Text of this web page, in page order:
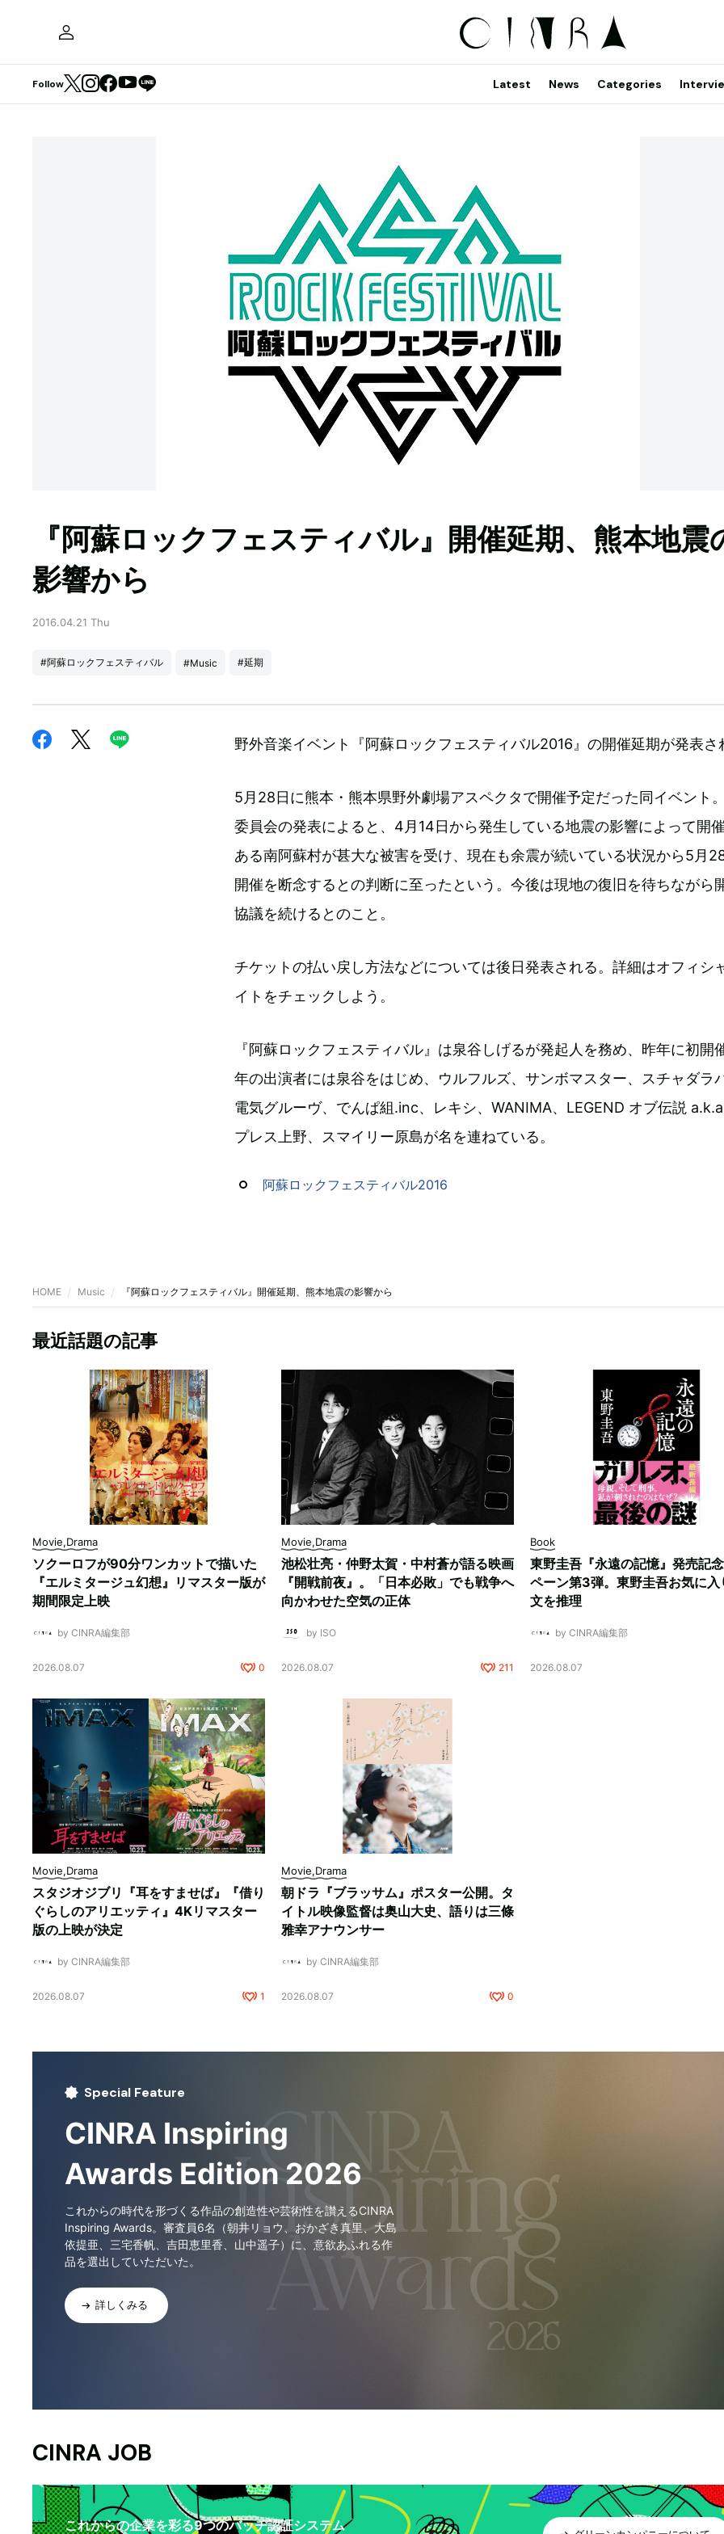
Follow Latest News Categories
『阿蘇ロックフェスティバル』開催延期、熊本地震
影響から
2016.04.21 Thu
#阿蘇ロックフェスティバル #Music #延期
野外音楽イベント『阿蘇ロックフェスティバル2016』の開催延期が発表さ
5月28日に熊本・熊本県野外劇場アスペクタで開催予定だった同イベント
委員会の発表によると、4月14日から発生している地震の影響によって開
ある南阿蘇村が甚大な被害を受け、現在も余震が続いている状況から5月
開催を断念するとの判断に至ったという。今後は現地の復旧を待ちながら
協議を続けるとのこと。
チケットの払い戻し方法などについては後日発表される。詳細はオフィシ
イトをチェックしよう。
『阿蘇ロックフェスティバル』は泉谷しげるが発起人を務め、昨年に初開
年の出演者には泉谷をはじめ、ウルフルズ、サンボマスター、スチャダラ
電気グルーヴ、でんぱ組.inc、レキシ、WANIMA、LEGEND オブ伝説
プレス上野、スマイリー原島が名を連ねている。
阿蘇ロックフェスティバル2016
HOME Music 『阿蘇ロックフェスティバル』開催延期、熊本地震の影響から
最近話題の記事
Movie,Drama
ソクーロフが90分ワンカットで描いた
『エルミタージュ幻想』リマスター版が
期間限定上映
by CINRA編集部
2026.08.07 0
Movie,Drama
池松壮亮・仲野太賀・中村蒼が語る映画
『開戦前夜』。「日本必敗」でも戦争へ
向かわせた空気の正体
by ISO
2026.08.07 211
Book
東野圭吾『永遠の記憶』発売記
ペーン第3弾。東野圭吾お気に入
文を推理
by CINRA編集部
2026.08.07
Movie,Drama
スタジオジブリ『耳をすませば』『借り
ぐらしのアリエッティ』4Kリマスター
版の上映が決定
by CINRA編集部
2026.08.07 1
Movie,Drama
朝ドラ『ブラッサム』ポスター公開。タ
イトル映像監督は奥山大史、語りは三條
雅幸アナウンサー
by CINRA編集部
2026.08.07 0
Special Feature
CINRA Inspiring
Awards Edition 2026
これからの時代を形づくる作品の創造性や芸術性を讃えるCINRA
Inspiring Awards。審査員6名（朝井リョウ、おかざき真里、大島
依提亜、三宅香帆、吉田恵里香、山中遥子）に、意欲あふれる作
品を選出していただいた。
詳しくみる
CINRA JOB
これからの企業を彩る9つのバッヂ認証システム